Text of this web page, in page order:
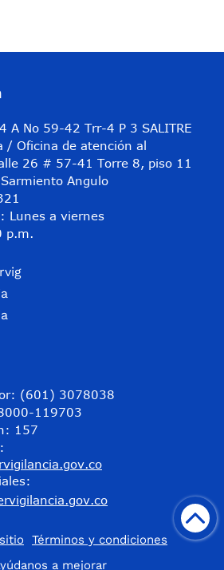
A No 59-42 Trr-4 P 3 SALITRE
/ Oficina de atención al
26 # 57-41 Torre 8, piso 11
Angulo
Lunes a viernes
p.m.
(601) 3078038
119703
157
Términos y condiciones
a mejorar